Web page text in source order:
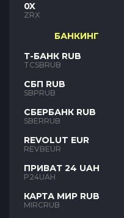
0X
ZRX
БАНКИНГ
Т-БАНК RUB
TCSBRUB
СБП RUB
SBPRUB
СБЕРБАНК RUB
SBERRUB
REVOLUT EUR
REVBEUR
ПРИВАТ 24 UAH
P24UAH
КАРТА МИР RUB
MIRCRUB